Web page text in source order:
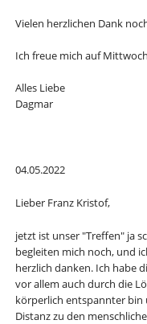
Vielen herzlichen Dank
Ich freue mich auf
Alles Liebe
Dagmar
04.05.2022
Lieber Franz Kristof,
jetzt ist unser "Treffen" ja
begleiten mich noch, und
herzlich danken. Ich habe
vor allem auch durch die
körperlich entspannter bin
Distanz zu den